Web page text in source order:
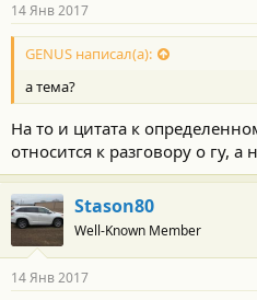
14 Янв 2017
GENUS написал(а):
а тема?
На то и цитата к
относится к разговору о гу, а
Stason80
Well-Known Member
14 Янв 2017